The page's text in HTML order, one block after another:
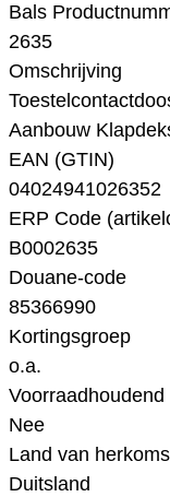
Bals
2635
Omschrijving
Aanbouw
EAN (GTIN)
04024941026352
ERP Code
B0002635
Douane-code
85366990
Kortingsgroep
o.a.
Voorraadhoudend
Nee
Land van
Duitsland